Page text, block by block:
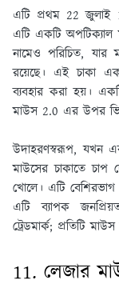
এটি প্রথম 22 জুলাই
এটি একটি অপটিক্যাল
নামেও পরিচিত, যার
রয়েছে। এই চাকা
ব্যবহার করা হয়।
মাউস 2.0 এর উপর
উদাহরণস্বরূপ, যখন
মাউসের চাকাতে
খোলে। এটি
এটি ব্যাপক
ট্রেডমার্ক; প্রতিটি
11. লেজার